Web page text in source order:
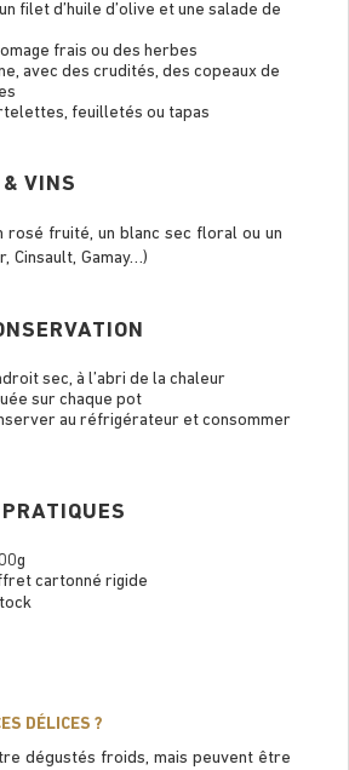
filet d’huile d’olive et une salade de
frais ou des herbes
avec des crudités, des copeaux de
feuilletés ou tapas
& VINS
rosé fruité, un blanc sec floral ou un
Cinsault, Gamay…)
sec, à l’abri de la chaleur
sur chaque pot
au réfrigérateur et consommer
cartonné rigide
DÉLICES ?
dégustés froids, mais peuvent être